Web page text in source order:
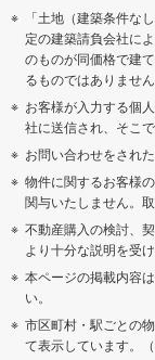
「土地（建築条件な
定の建築請負会社に
のものが同価格で建
るものではありません
お客様が入力する個
社に送信され、そこで
お問い合わせをされ
物件に関するお客様
関与いたしません。
不動産購入の検討、
より十分な説明を受
本ページの掲載内容
い。
市区町村・駅ごとの
て表示しています。